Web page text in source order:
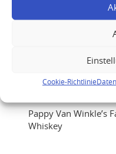
Cookie-Richtlinie
Pappy Van Winkle’s
Whiskey